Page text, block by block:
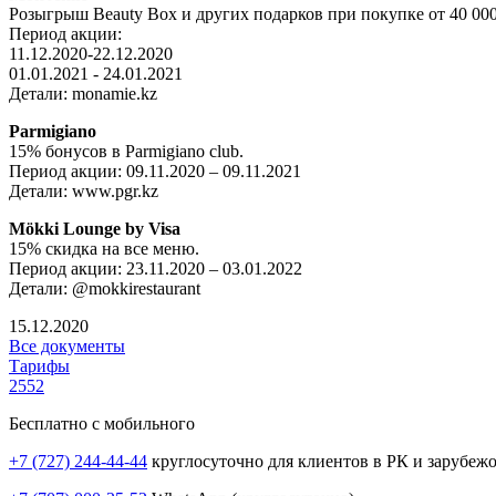
Розыгрыш Beauty Box и других подарков при покупке от 40
Период акции:
11.12.2020-22.12.2020
01.01.2021 - 24.01.2021
Детали: monamie.kz
Parmigiano
15% бонусов в Parmigiano club.
Период акции: 09.11.2020 – 09.11.2021
Детали: www.pgr.kz
Mökki Lounge by Visa
15% скидка на все меню.
Период акции: 23.11.2020 – 03.01.2022
Детали: @mokkirestaurant
15.12.2020
Все документы
Тарифы
2552
Бесплатно с мобильного
+7 (727) 244-44-44 круглосуточно для клиентов в РК и